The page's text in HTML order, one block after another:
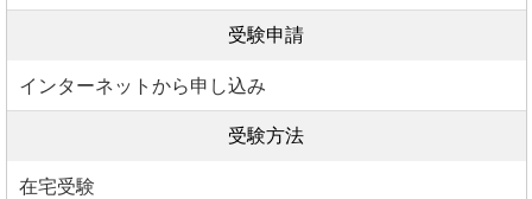
受験申請
インターネットから申し込み
受験方法
在宅受験